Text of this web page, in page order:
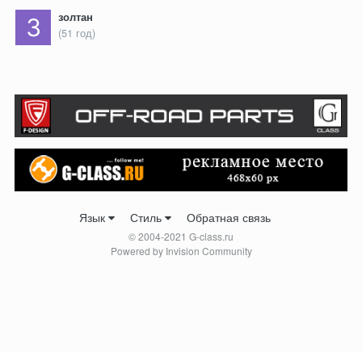
золтан
(51 год)
Язык Стиль Обратная связь
© 2004-2021 G-class.ru
Powered by Invision Community